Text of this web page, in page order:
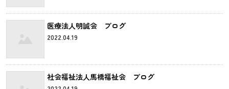
医療法人明誠会 ブログ
2022.04.19
社会福祉法人馬橋福祉会 ブログ